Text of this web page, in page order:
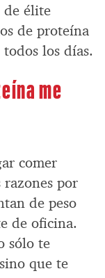
de élite
de proteína
los días.
me
comer
razones por
de peso
de oficina.
sólo te
que te